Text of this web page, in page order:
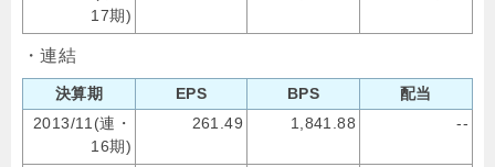
17期)
・連結
決算期 EPS BPS
配当
2013/11(連・
16期)
261.49 1,841.88 --